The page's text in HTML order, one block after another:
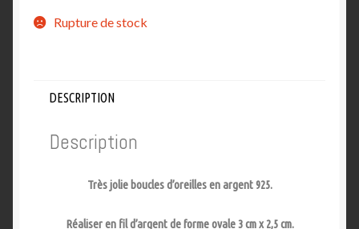
Rupture de stock
DESCRIPTION
Description
Très jolie boucles d’oreilles en argent 925.
Réaliser en fil d’argent de forme ovale 3 cm x 2,5 cm.